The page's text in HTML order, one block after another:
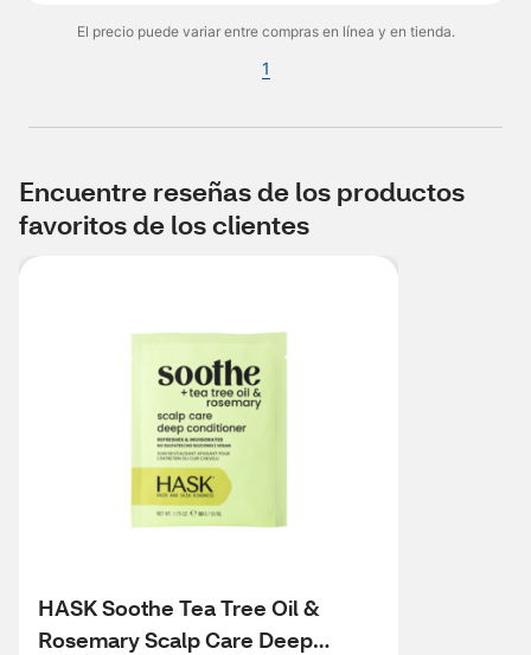
El precio puede variar entre compras en línea y en tienda.
1
Encuentre reseñas de los productos
favoritos de los clientes
HASK Soothe Tea Tree Oil &
Rosemary Scalp Care Deep